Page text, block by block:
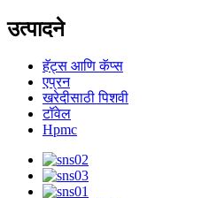
उत्पादने
हॅट्स आणि कॅप्स
एप्रन
खरेदीसाठी पिशवी
टॉवेल
Hpmc